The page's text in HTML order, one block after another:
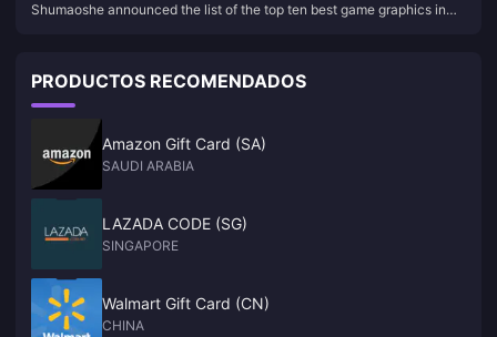
graphics in 2023
Shumaoshe announced the list of the top ten best game graphics in
PRODUCTOS RECOMENDADOS
Amazon Gift Card (SA)
SAUDI ARABIA
LAZADA CODE (SG)
SINGAPORE
Walmart Gift Card (CN)
CHINA